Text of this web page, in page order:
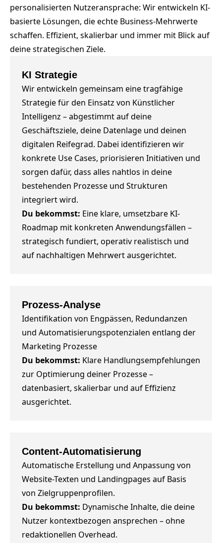
personalisierten Nutzeransprache: Wir entwickeln KI-
basierte Lösungen, die echte Business-Mehrwerte
schaffen. Effizient, skalierbar und immer mit Blick auf
deine strategischen Ziele.
KI Strategie
Wir entwickeln gemeinsam eine tragfähige
Strategie für den Einsatz von Künstlicher
Intelligenz – abgestimmt auf deine
Geschäftsziele, deine Datenlage und deinen
digitalen Reifegrad. Dabei identifizieren wir
konkrete Use Cases, priorisieren Initiativen und
sorgen dafür, dass alles nahtlos in deine
bestehenden Prozesse und Strukturen
integriert wird.
Du bekommst: Eine klare, umsetzbare KI-
Roadmap mit konkreten Anwendungsfällen –
strategisch fundiert, operativ realistisch und
auf nachhaltigen Mehrwert ausgerichtet.
Prozess-Analyse
Identifikation von Engpässen, Redundanzen
und Automatisierungspotenzialen entlang der
Marketing Prozesse
Du bekommst: Klare Handlungsempfehlungen
zur Optimierung deiner Prozesse –
datenbasiert, skalierbar und auf Effizienz
ausgerichtet.
Content-Automatisierung
Automatische Erstellung und Anpassung von
Website-Texten und Landingpages auf Basis
von Zielgruppenprofilen.
Du bekommst: Dynamische Inhalte, die deine
Nutzer kontextbezogen ansprechen – ohne
redaktionellen Overhead.